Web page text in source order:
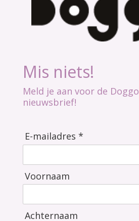
Mis niets!
Meld je aan voor de Doggo
nieuwsbrief!
E-mailadres *
Voornaam
Achternaam